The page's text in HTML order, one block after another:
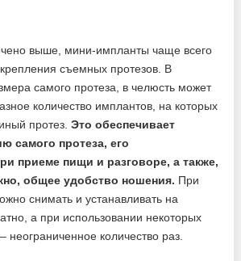
выше, мини-импланты чаще всего
съемных протезов. В
самого протеза, в челюсть может
количество имплантов, на которых
протез.Это обеспечивает
самого протеза, его
приеме пищи и разговоре, а также,
общее удобство ношения. При
снимать и устанавливать на
а при использовании некоторых
неограниченное количество раз.